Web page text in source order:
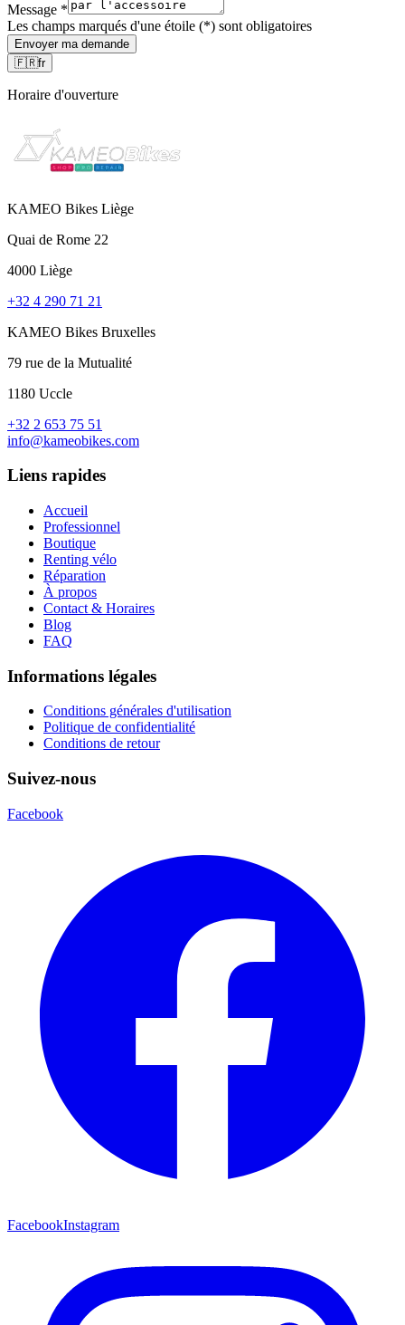
Message *
Les champs marqués d'une étoile (*) sont obligatoires
Envoyer ma demande
🇫🇷fr
Horaire d'ouverture
KAMEO Bikes Liège
Quai de Rome 22
4000 Liège
+32 4 290 71 21
KAMEO Bikes Bruxelles
79 rue de la Mutualité
1180 Uccle
+32 2 653 75 51
info@kameobikes.com
Liens rapides
Accueil
Professionnel
Boutique
Renting vélo
Réparation
À propos
Contact & Horaires
Blog
FAQ
Informations légales
Conditions générales d'utilisation
Politique de confidentialité
Conditions de retour
Suivez-nous
Facebook
FacebookInstagram